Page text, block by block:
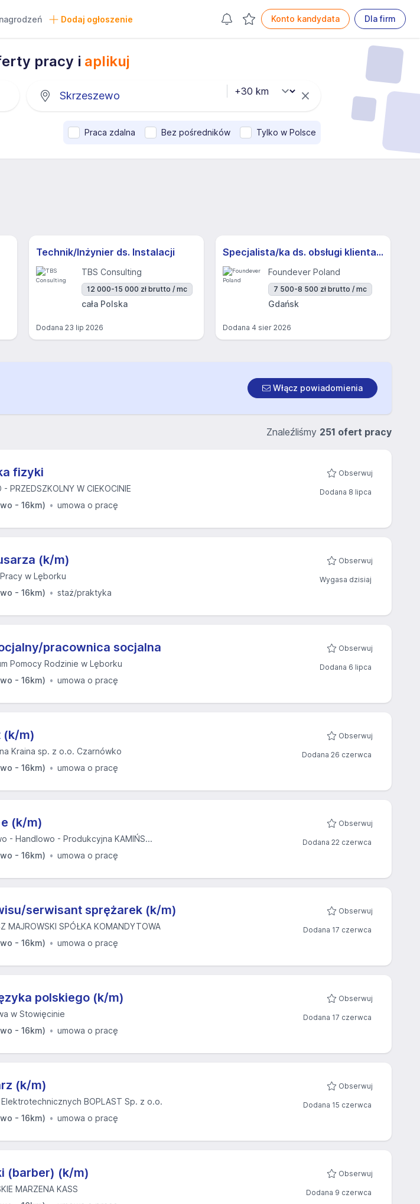
Dodaj ogłoszenie Konto kandydata Dla firm
pracy i aplikuj
Praca zdalna Bez pośredników Tylko w Polsce
Technik/Inżynier ds. Instalacji
TBS Consulting
12 000-15 000 zł brutto / mc
cała Polska
Dodana 23 lip 2026
Specjalista/ka ds. obsługi klienta z j.niemieckim
Foundever Poland
7 500-8 500 zł brutto / mc
Gdańsk
Dodana 4 sier 2026
Włącz powiadomienia
Znaleźliśmy 251 ofert pracy
fizyki
PRZEDSZKOLNY W CIEKOCINIE
- 16km)
umowa o pracę
Obserwuj
Dodana 8 lipca
(k/m)
w Lęborku
- 16km)
staż/praktyka
Obserwuj
Wygasa dzisiaj
pracownica socjalna
Pomocy Rodzinie w Lęborku
- 16km)
umowa o pracę
Obserwuj
Dodana 6 lipca
(k/m)
Kraina sp. z o.o. Czarnówko
- 16km)
umowa o pracę
Obserwuj
Dodana 26 czerwca
(k/m)
- Handlowo - Produkcyjna KAMIŃS...
- 16km)
umowa o pracę
Obserwuj
Dodana 22 czerwca
serwisant sprężarek (k/m)
MAJROWSKI SPÓŁKA KOMANDYTOWA
- 16km)
umowa o pracę
Obserwuj
Dodana 17 czerwca
polskiego (k/m)
w Stowięcinie
- 16km)
umowa o pracę
Obserwuj
Dodana 17 czerwca
(k/m)
BOPLAST Sp. z o.o.
- 16km)
umowa o pracę
Obserwuj
Dodana 15 czerwca
(barber) (k/m)
MARZENA KASS
Obserwuj
Dodana 9 czerwca